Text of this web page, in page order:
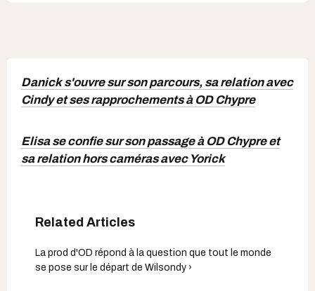
Danick s'ouvre sur son parcours, sa relation avec
Cindy et ses rapprochements à OD Chypre
Elisa se confie sur son passage à OD Chypre et
sa relation hors caméras avec Yorick
La prod d'OD répond à la question que tout le monde
se pose sur le départ de Wilsondy ›